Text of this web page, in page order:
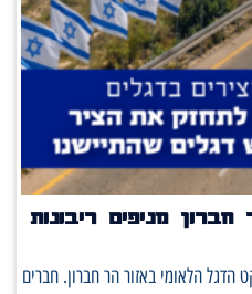
מניפים ריבונות
הדגל הלאומי באזור הר חברון. חברים